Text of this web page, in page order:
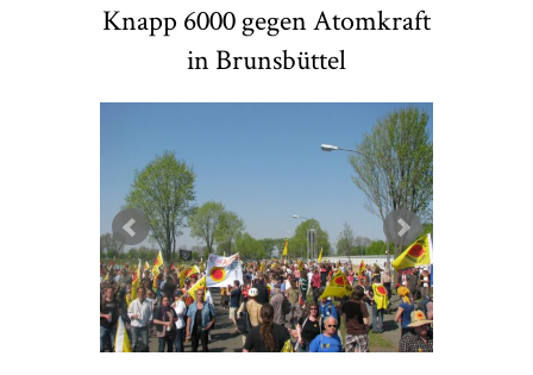
Knapp 6000 gegen Atomkraft
in Brunsbüttel